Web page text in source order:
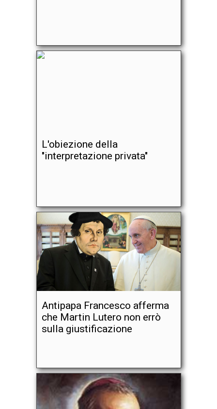
L'obiezione della
"interpretazione privata"
Antipapa Francesco afferma
che Martin Lutero non errò
sulla giustificazione